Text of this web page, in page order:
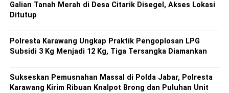
Galian Tanah Merah di Desa Citarik Disegel, Akses Lokasi
Ditutup
Polresta Karawang Ungkap Praktik Pengoplosan LPG
Subsidi 3 Kg Menjadi 12 Kg, Tiga Tersangka Diamankan
Sukseskan Pemusnahan Massal di Polda Jabar, Polresta
Karawang Kirim Ribuan Knalpot Brong dan Puluhan Unit